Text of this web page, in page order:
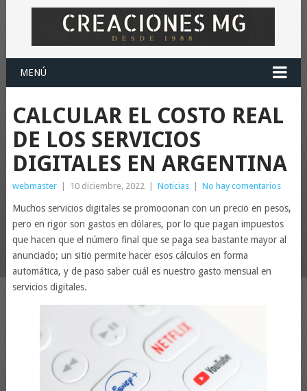
MENÚ
CALCULAR EL COSTO REAL
DE LOS SERVICIOS
DIGITALES EN ARGENTINA
webmaster 10 diciembre, 2022 Noticias No hay comentarios
Muchos servicios digitales se promocionan con un precio en pesos,
pero en rigor son gastos en dólares, por lo que pagan impuestos
que hacen que el número final que se paga sea bastante mayor al
anunciado; un sitio permite hacer esos cálculos en forma
automática, y de paso saber cuál es nuestro gasto mensual en
servicios digitales.